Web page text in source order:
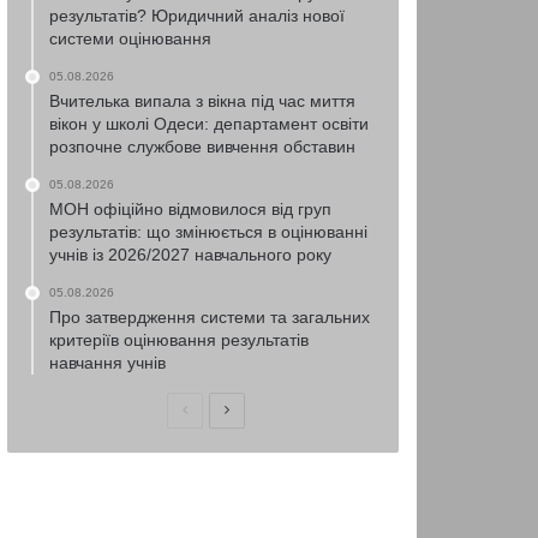
результатів? Юридичний аналіз нової
системи оцінювання
05.08.2026
Вчителька випала з вікна під час миття
вікон у школі Одеси: департамент освіти
розпочне службове вивчення обставин
05.08.2026
МОН офіційно відмовилося від груп
результатів: що змінюється в оцінюванні
учнів із 2026/2027 навчального року
05.08.2026
Про затвердження системи та загальних
критеріїв оцінювання результатів
навчання учнів
ПопередняНаступна